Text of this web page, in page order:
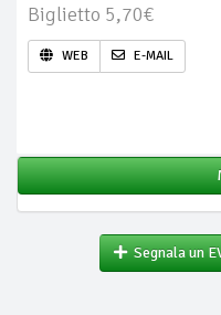
Biglietto 5,70€
WEB E-MAIL
Segnala un